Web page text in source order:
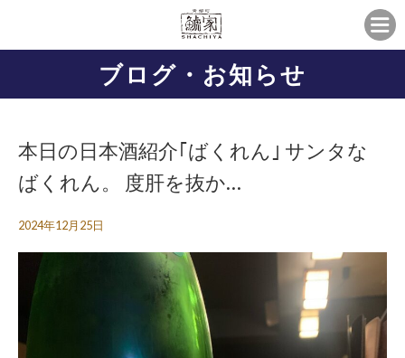
ブログ・お知らせ
本日の日本酒紹介｢ばくれん｣ サンタな
ばくれん。 度肝を抜か…
2024年12月25日